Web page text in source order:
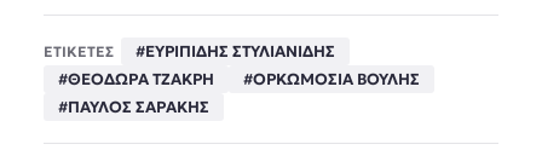
ΕΤΙΚΕΤΕΣ
#ΕΥΡΙΠΙΔΗΣ ΣΤΥΛΙΑΝΙΔΗΣ
#ΘΕΟΔΩΡΑ ΤΖΑΚΡΗ
#ΟΡΚΩΜΟΣΙΑ ΒΟΥΛΗΣ
#ΠΑΥΛΟΣ ΣΑΡΑΚΗΣ